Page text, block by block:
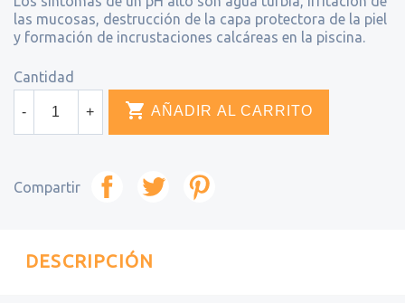
las mucosas, destrucción de la capa protectora de la piel
y formación de incrustaciones calcáreas en la piscina.
Cantidad
- +  AÑADIR AL CARRITO
Compartir
DESCRIPCIÓN